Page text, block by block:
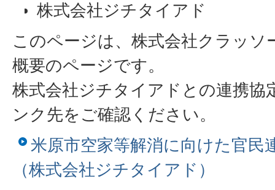
株式会社ジチタイアド
このページは、株式会社クラッソ
概要のページです。
株式会社ジチタイアドとの連携協
ンク先をご確認ください。
米原市空家等解消に向けた官民
（株式会社ジチタイアド）